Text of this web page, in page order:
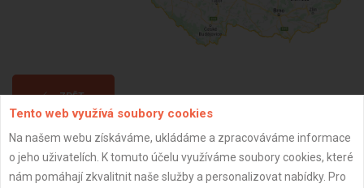
ZPĚT
Aktualizováno z portálu ARES dne 27.09.2024 19:22:43
Tento web využívá soubory cookies
Na našem webu získáváme, ukládáme a zpracováváme informace
o jeho uživatelích. K tomuto účelu využíváme soubory cookies, které
nám pomáhají zkvalitnit naše služby a personalizovat nabídky. Pro